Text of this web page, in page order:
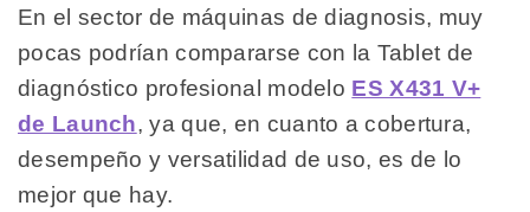
En el sector de máquinas de diagnosis, muy
pocas podrían compararse con la Tablet de
diagnóstico profesional modelo ES X431 V+
de Launch, ya que, en cuanto a cobertura,
desempeño y versatilidad de uso, es de lo
mejor que hay.